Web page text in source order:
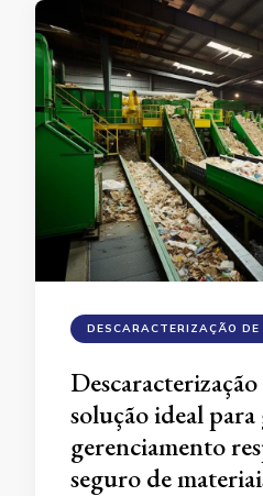
DESCARACTERIZAÇÃO DE
solução ideal
gerenciamento
seguro de